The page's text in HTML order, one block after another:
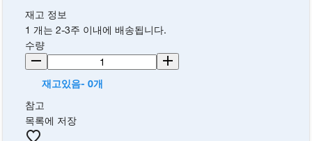
재고 정보
1 개는 2-3주 이내에 배송됩니다.
수량
재고있음- 0개
참고
목록에 저장